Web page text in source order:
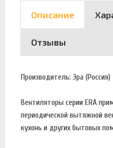
Описание
Отзывы
Производитель: Эра (Россия)
Вентиляторы серии ERA
периодической вытяжной
кухонь и других бытовых